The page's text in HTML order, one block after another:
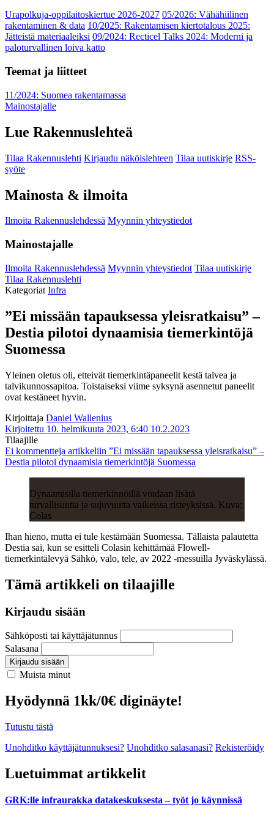
Urapolkuja-oppilaitoskiertue 2026-2027 05/2026: Vähähiilinen
rakentaminen & data 10/2025: Rakentamisen kiertotalous 2025:
Jätteistä materiaaleiksi 09/2024: Recticel Talks 2024: Moderni ja
paloturvallinen loiva katto
Teemat ja liitteet
11/2024: Suomea rakentamassa
Mainostajalle
Lue Rakennuslehteä
Tilaa Rakennuslehti Kirjaudu näköislehteen Tilaa uutiskirje RSS-
syöte
Mainosta & ilmoita
Ilmoita Rakennuslehdessä Myynnin yhteystiedot
Mainostajalle
Ilmoita Rakennuslehdessä Myynnin yhteystiedot Tilaa uutiskirje
Tilaa Rakennuslehti
Kategoriat Infra
”Ei missään tapauksessa yleisratkaisu” –
Destia pilotoi dynaamisia tiemerkintöjä
Suomessa
Yleinen oletus oli, etteivät tiemerkintäpaneelit kestä talvea ja
talvikunnossapitoa. Toistaiseksi viime syksynä asennetut paneelit
ovat kestäneet hyvin.
Kirjoittaja Daniel Wallenius
Kirjoitettu 10. helmikuuta 2023, 6:40 10.2.2023
Tilaajille
Ei kommentteja artikkeliin ”Ei missään tapauksessa yleisratkaisu” –
Destia pilotoi dynaamisia tiemerkintöjä Suomessa
Dynaamisilla tiemerkinnöillä voidaan lisätä
turvallisuutta ja sujuvuutta vaikeissa risteyksissä. Kuva:
Colas
Ihan hieno, mutta ei tule kestämään Suomessa. Tällaista palautetta
Destia sai, kun se esitteli Colasin kehittämää Flowell-
tiemerkintälevyä Sähkö, valo, tele, av 2022 -messuilla Jyväskylässä.
Tämä artikkeli on tilaajille
Kirjaudu sisään
Sähköposti tai käyttäjätunnus
Salasana
Kirjaudu sisään
Muista minut
Hyödynnä 1kk/0€ diginäyte!
Tutustu tästä
Unohditko käyttäjätunnuksesi? Unohditko salasanasi? Rekisteröidy
Luetuimmat artikkelit
GRK:lle infraurakka datakeskuksesta – työt jo käynnissä